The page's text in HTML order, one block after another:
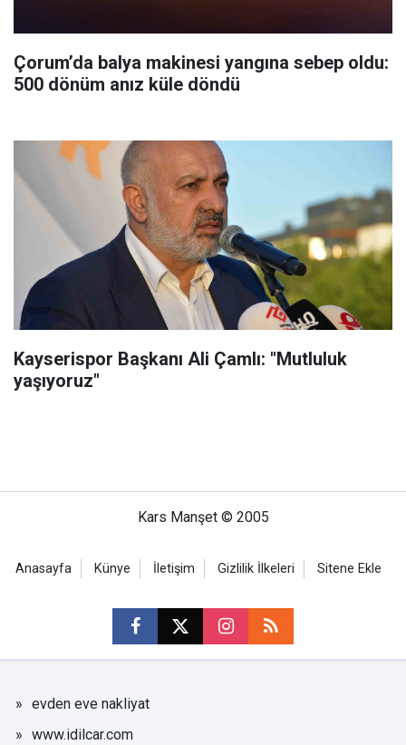
Çorum’da balya makinesi yangına sebep oldu:
500 dönüm anız küle döndü
Kayserispor Başkanı Ali Çamlı: "Mutluluk
yaşıyoruz"
Kars Manşet © 2005
Anasayfa Künye İletişim Gizlilik İlkeleri Sitene Ekle
evden eve nakliyat
www.idilcar.com